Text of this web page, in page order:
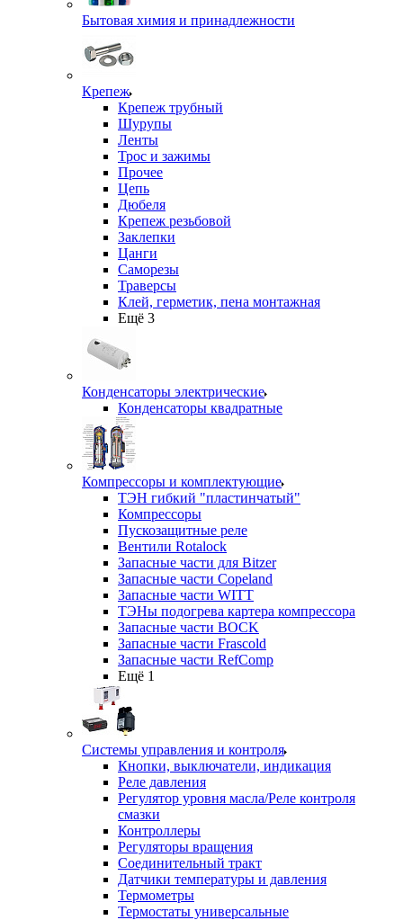
Бытовая химия и принадлежности
Крепеж
Крепеж трубный
Шурупы
Ленты
Трос и зажимы
Прочее
Цепь
Дюбеля
Крепеж резьбовой
Заклепки
Цанги
Саморезы
Траверсы
Клей, герметик, пена монтажная
Ещё 3
Конденсаторы электрические
Конденсаторы квадратные
Компрессоры и комплектующие
ТЭН гибкий "пластинчатый"
Компрессоры
Пускозащитные реле
Вентили Rotalock
Запасные части для Bitzer
Запасные части Copeland
Запасные части WITT
ТЭНы подогрева картера компрессора
Запасные части BOCK
Запасные части Frascold
Запасные части RefComp
Ещё 1
Системы управления и контроля
Кнопки, выключатели, индикация
Реле давления
Регулятор уровня масла/Реле контроля
смазки
Контроллеры
Регуляторы вращения
Соединительный тракт
Датчики температуры и давления
Термометры
Термостаты универсальные